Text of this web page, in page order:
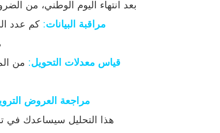
بعد انتهاء اليوم الوطني، من
مراقبة البيانات: كم عدد
قياس معدلات التحويل: من
مراجعة العروض
هذا التحليل سيساعدك في